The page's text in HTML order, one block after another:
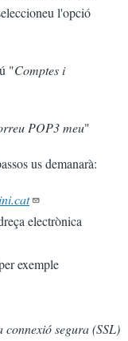
l'opció
"Comptes i
POP3 meu"
us demanarà:
electrònica
exemple
connexió segura (SSL)